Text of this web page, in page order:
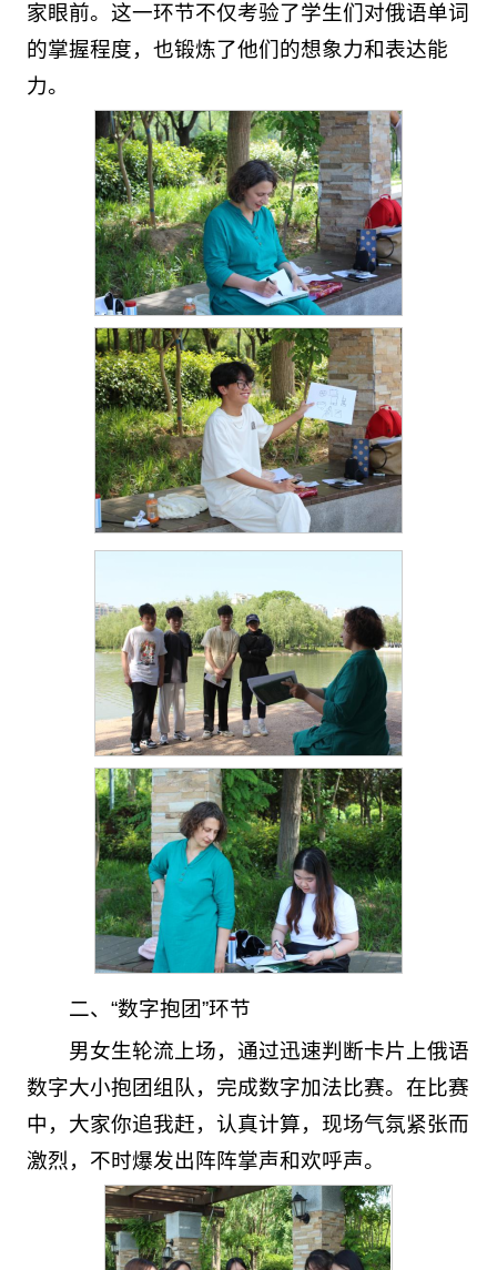
家眼前。这一环节不仅考验了学生们对俄语单词
的掌握程度，也锻炼了他们的想象力和表达能
力。
二、“数字抱团”环节
男女生轮流上场，通过迅速判断卡片上俄语
数字大小抱团组队，完成数字加法比赛。在比赛
中，大家你追我赶，认真计算，现场气氛紧张而
激烈，不时爆发出阵阵掌声和欢呼声。